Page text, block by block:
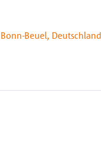
Beuel, Deutschland